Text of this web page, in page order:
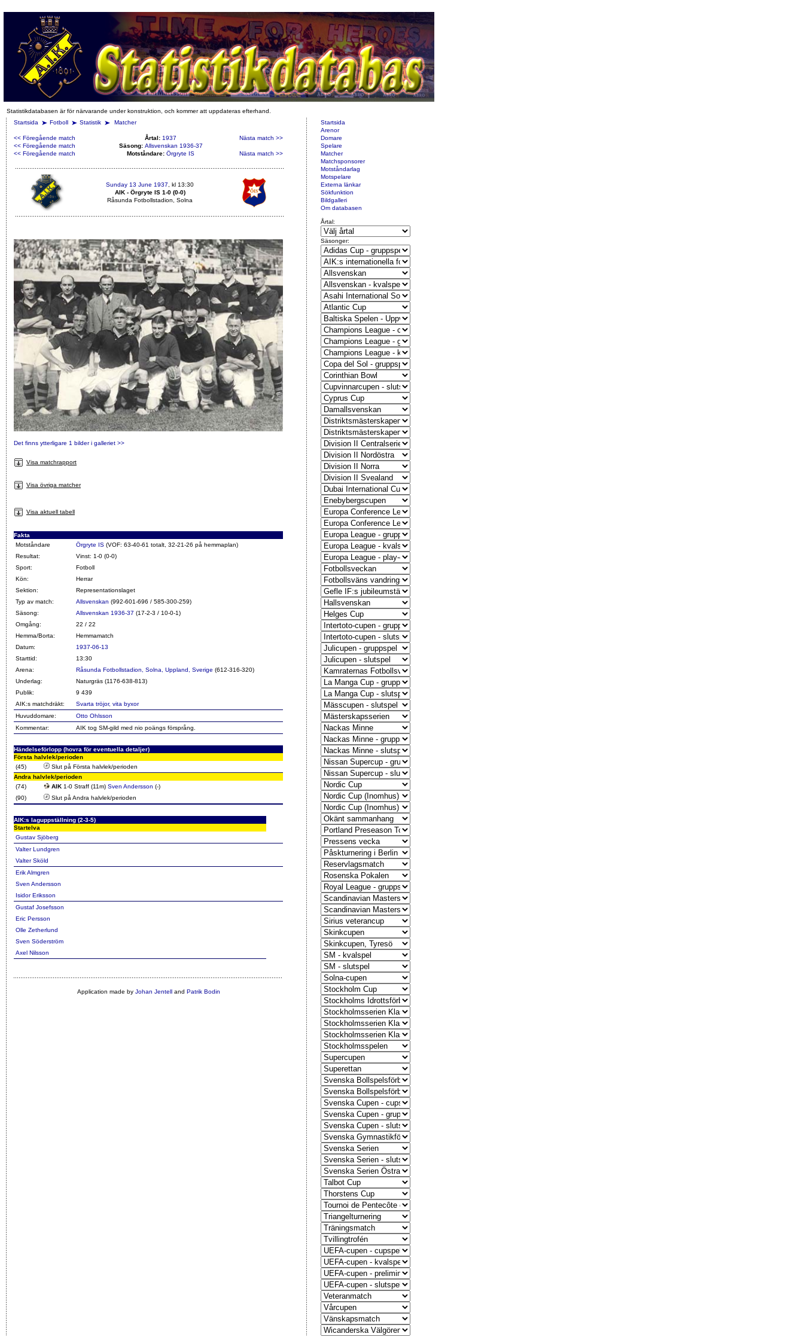
Statistikdatabasen är för närvarande under konstruktion, och kommer att uppdateras efterhand.
Startsida
Fotboll Statistik Matcher
<< Föregående match Årtal: 1937
Nästa match >>
<< Föregående match
Säsong: Allsvenskan 1936-37
<< Föregående match
Motståndare: Örgryte IS Nästa match >>
Sunday 13 June 1937 , kl 13:30
AIK - Örgryte IS 1-0 (0-0)
Råsunda Fotbollstadion, Solna
Det finns ytterligare 1 bilder i galleriet >>
Visa matchrapport
Visa övriga matcher
Visa aktuell tabell
Fakta
Motståndare
Örgryte IS (VOF: 63-40-61 totalt, 32-21-26 på hemmaplan)
Resultat:
Vinst: 1-0 (0-0)
Sport:
Fotboll
Kön:
Herrar
Sektion:
Representationslaget
Typ av match:
Allsvenskan (992-601-696 / 585-300-259)
Säsong:
Allsvenskan 1936-37 (17-2-3 / 10-0-1)
Omgång:
22 / 22
Hemma/Borta:
Hemmamatch
Datum:
1937-06-13
Starttid:
13:30
Arena:
Råsunda Fotbollstadion, Solna, Uppland, Sverige (612-316-320)
Underlag:
Naturgräs (1176-638-813)
Publik:
9 439
AIK:s matchdräkt:
Svarta tröjor, vita byxor
Huvuddomare:
Otto Ohlsson
Kommentar:
AIK tog SM-gild med nio poängs försprång.
Händelseförlopp (hovra för eventuella detaljer)
Första halvlek/perioden
(45)
Slut på Första halvlek/perioden
Andra halvlek/perioden
(74)
AIK 1-0 Straff (11m) Sven Andersson (-)
(90)
Slut på Andra halvlek/perioden
AIK:s laguppställning (2-3-5)
Startelva
Gustav Sjöberg
Valter Lundgren
Valter Sköld
Erik Almgren
Sven Andersson
Isidor Eriksson
Gustaf Josefsson
Eric Persson
Olle Zetherlund
Sven Söderström
Axel Nilsson
Application made by Johan Jentelland Patrik Bodin
Startsida
Arenor
Domare
Spelare
Matcher
Matchsponsorer
Motståndarlag
Motspelare
Externa länkar
Sökfunktion
Bildgalleri
Om databasen
Årtal:
Säsonger: